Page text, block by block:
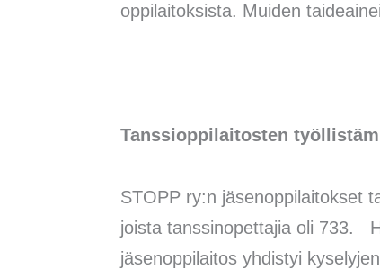
oppilaitoksista. Muiden
Tanssioppilaitosten
STOPP ry:n jäsenoppilaitokset
joista tanssinopettajia oli 733.
jäsenoppilaitos yhdistyi